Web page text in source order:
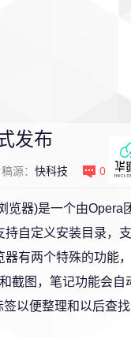
发布
稿源： 快科技 0 条
览器)是一个由Opera
自定义安装目录，
有两个特殊的功能
截图，笔记功能会
以便整理和以后查